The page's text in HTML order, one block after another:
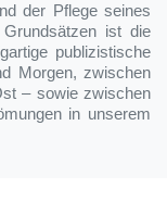
der Pflege seines
ist die
publizistische
Morgen, zwischen
– sowie zwischen
in unserem